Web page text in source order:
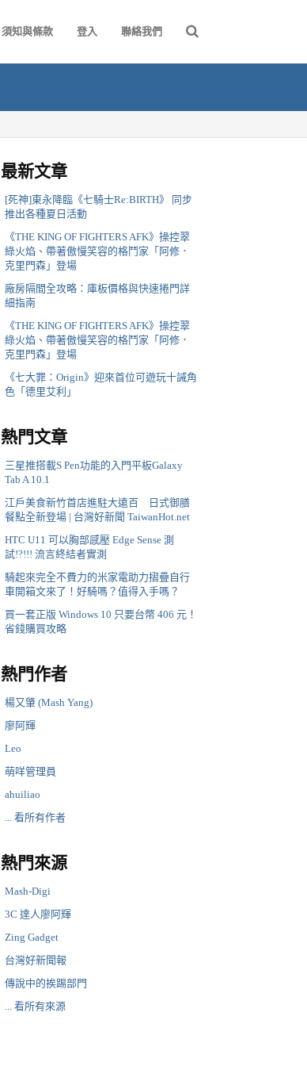
須知與條款 登入 聯絡我們
最新文章
[死神]東永降臨《七騎士Re:BIRTH》 同步
推出各種夏日活動
《THE KING OF FIGHTERS AFK》操控翠
綠火焰、帶著傲慢笑容的格鬥家「阿修．
克里門森」登場
廠房隔間全攻略：庫板價格與快速捲門詳
細指南
《THE KING OF FIGHTERS AFK》操控翠
綠火焰、帶著傲慢笑容的格鬥家「阿修．
克里門森」登場
《七大罪：Origin》迎來首位可遊玩十誡角
色「德里艾利」
熱門文章
三星推搭載S Pen功能的入門平板Galaxy
Tab A 10.1
江戶美食新竹首店進駐大遠百 日式御膳
餐點全新登場 | 台灣好新聞 TaiwanHot.net
HTC U11 可以胸部感壓 Edge Sense 測
試!?!!! 流言終結者實測
騎起來完全不費力的米家電助力摺疊自行
車開箱文來了！好騎嗎？值得入手嗎？
買一套正版 Windows 10 只要台幣 406 元！
省錢購買攻略
熱門作者
楊又肇 (Mash Yang)
廖阿輝
Leo
萌咩管理員
ahuiliao
... 看所有作者
熱門來源
Mash-Digi
3C 達人廖阿輝
Zing Gadget
台灣好新聞報
傳說中的挨踢部門
... 看所有來源